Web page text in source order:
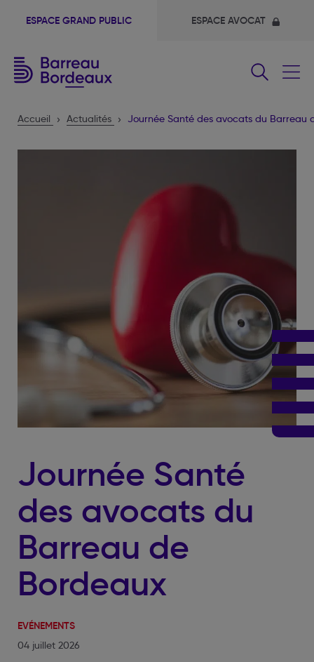
ESPACE GRAND PUBLIC ESPACE AVOCAT
Accueil Actualités Journée Santé des avocats du Barreau
Journée Santé
des avocats du
Barreau de
Bordeaux
EVÉNEMENTS
04 juillet 2026